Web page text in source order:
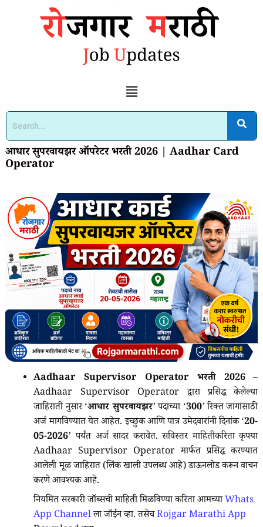
आधार सुपरवायझर ऑपरेटर भरती 2026 | Aadhar Card
Operator
Aadhaar Supervisor Operator भरती 2026–
Aadhaar Supervisor Operator द्वारा प्रसिद्ध केलेल्या
जाहिराती नुसार ‘आधार सुपरवायझर’ पदाच्या ‘300’ रिक्त जागांसाठी
अर्ज मागविण्यात येत आहेत. इच्छुक आणि पात्र उमेदवारांनी दिनांक ‘20-
05-2026’ पर्यंत अर्ज सादर करावेत. सविस्तर माहितीकरिता कृपया
Aadhaar Supervisor Operator मार्फत प्रसिद्ध करण्यात
आलेली मूळ जाहिरात (लिंक खाली उपलब्ध आहे) डाऊनलोड करून वाचन
करणे आवश्यक आहे.
नियमित सरकारी जॉब्सची माहिती मिळविण्या करिता आमच्याWhats
App Channelला जॉईन व्हा. तसेचRojgar Marathi App